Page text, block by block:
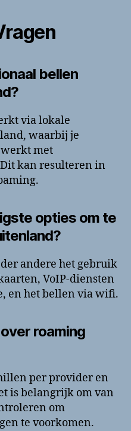
bellen
via lokale
waarbij je
met
kan resulteren in
opties om te
andere het gebruik
VoIP-diensten
en het bellen via wifi.
roaming
per provider en
is belangrijk om van
om
te voorkomen.